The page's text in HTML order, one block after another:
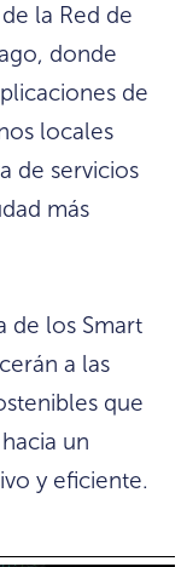
la Red de
donde
de
locales
de servicios
más
de los Smart
a las
que
un
y eficiente.